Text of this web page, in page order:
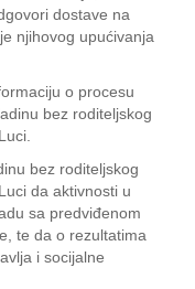
dostave na
njihovog upućivanja
o procesu
bez roditeljskog
bez roditeljskog
da aktivnosti u
sa predviđenom
te da o rezultatima
i socijalne